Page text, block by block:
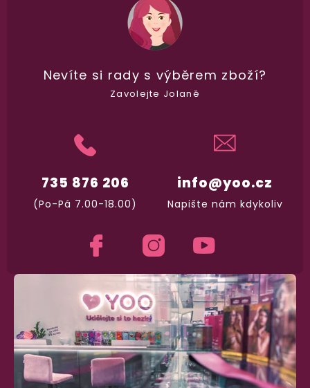
dlerecenzí ověřených zakazníků
100% diskrétní balení
vypadá balíček.
Dodání do 2. dne
Na rychlosti záleží! Vše důležité máme
a okamžitě odesíláme.
Garance vrácení peněz
info@yoo.cz
Napište nám kdykoliv
735 876 206
(Po-Pá 7.00-18.00)
Nevíte si rady s výběrem zboží?
Zavolejte Jolaně